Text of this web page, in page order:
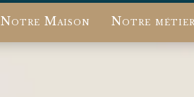
Notre Maison Notre